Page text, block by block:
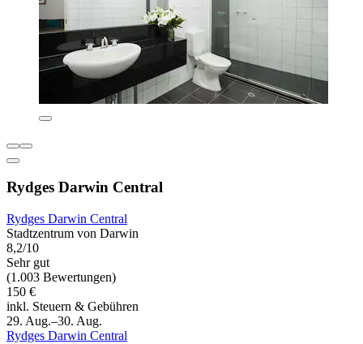
Rydges Darwin Central
Rydges Darwin Central
Stadtzentrum von Darwin
8,2/10
Sehr gut
(1.003 Bewertungen)
150 €
inkl. Steuern & Gebühren
29. Aug.–30. Aug.
Rydges Darwin Central